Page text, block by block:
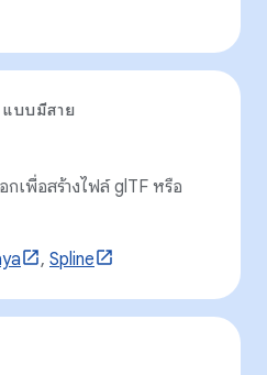
แบบมีสาย
เพื่อสร้างไฟล์ glTF หรือ
, Spline